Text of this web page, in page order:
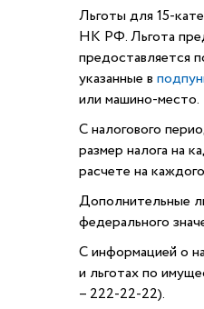
Льготы для 15-
НК РФ. Льгота
предоставляется
указанные в
или машино-место.
С налогового
размер налога на
расчете на
Дополнительные
федерального
С информацией о
и льготах по
– 222-22-22).